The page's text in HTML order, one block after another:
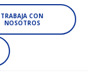
TRABAJA CON
NOSOTROS